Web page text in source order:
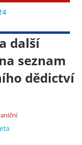
další
seznam
dědictví